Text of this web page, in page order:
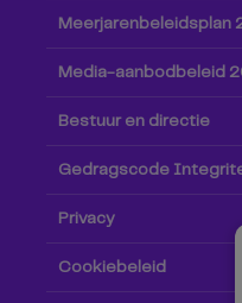
Meerjarenbeleidsplan
Media-aanbodbeleid
Bestuur en directie
Gedragscode
Privacy
Cookiebeleid